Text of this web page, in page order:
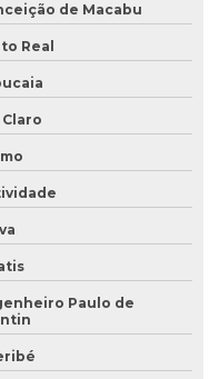
de Macabu
Real
Claro
Paulo de